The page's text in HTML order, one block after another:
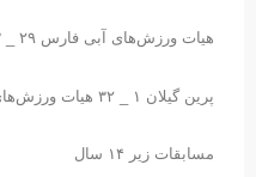
هیات ورزش‌های آبی فارس ٢٩ _ ١٣ منطقه ویژه اقتصادی زنجان
پرین گیلان ١ _ ٣٢ هیات ورزش‌های آبی فارس
مسابقات زیر ١۴ سال